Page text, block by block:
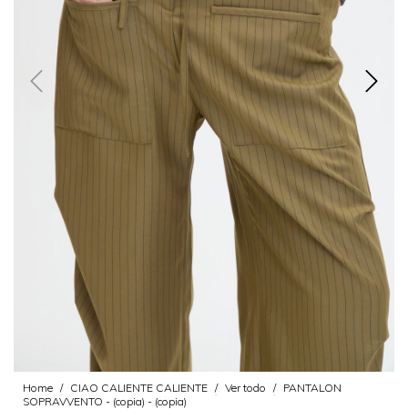
Home / CIAO CALIENTE CALIENTE / Ver todo / PANTALON
SOPRAVVENTO - (copia) - (copia)